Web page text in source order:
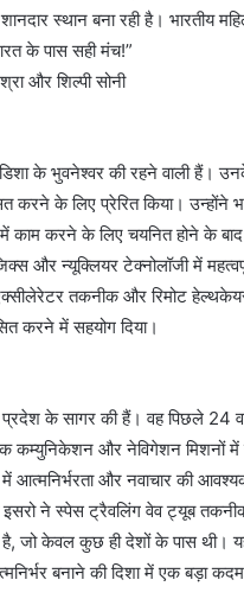
स्थान बना रही है। भारतीय
के पास सही मंच!”
और शिल्पी सोनी
के भुवनेश्वर की रहने वाली हैं।
करने के लिए प्रेरित किया। उन्होंने
काम करने के लिए चयनित होने के बाद
और न्यूक्लियर टेक्नोलॉजी में
एक्सीलेरेटर तकनीक और रिमोट
करने में सहयोग दिया।
प्रदेश के सागर की हैं। वह पिछले 24
और नेविगेशन मिशनों में
आत्मनिर्भरता और नवाचार की
इसरो ने स्पेस ट्रैवलिंग वेव ट्यूब
है, जो केवल कुछ ही देशों के पास थी।
बनाने की दिशा में एक बड़ा